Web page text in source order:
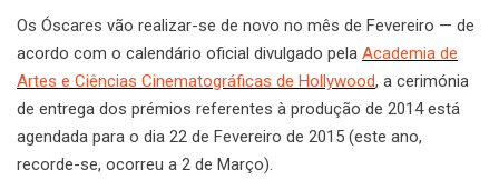
Os Óscares vão realizar-se de novo no mês de Fevereiro — de
acordo com o calendário oficial divulgado pela Academia de
Artes e Ciências Cinematográficas de Hollywood, a cerimónia
de entrega dos prémios referentes à produção de 2014 está
agendada para o dia 22 de Fevereiro de 2015 (este ano,
recorde-se, ocorreu a 2 de Março).